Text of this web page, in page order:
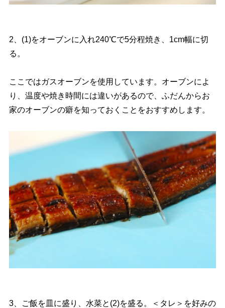
2、(1)をオーブンに入れ240℃で5分程焼き、1cm幅に切
る。
ここではガスオーブンを使用しています。オーブンによ
り、温度や焼き時間には違いがあるので、ふだんからお
家のオーブンの癖を知っておくことをおすすめします。
3、ご飯を皿に盛り、水菜と(2)を盛る。＜タレ＞を好みの